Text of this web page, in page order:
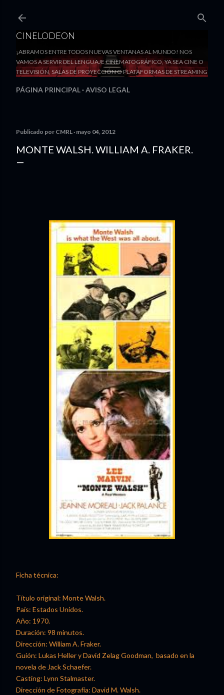
CINELODEON
¡ABRAMOS ENTRE TODOS NUEVAS VENTANAS AL MUNDO! NOS
VAMOS A SERVIR DEL LENGUAJE CINEMATOGRÁFICO, YA SEA CINE O
TELEVISIÓN, SALAS DE PROYECCIÓN O PLATAFORMAS DE STREAMING
PÁGINA PRINCIPAL AVISO LEGAL
Publicado por CMRL mayo 04, 2012
MONTE WALSH. WILLIAM A. FRAKER.
Ficha técnica:
Título original: Monte Walsh.
País: Estados Unidos.
Año: 1970.
Duración: 98 minutos.
Dirección: William A. Fraker.
Guión: Lukas Heller y David Zelag Goodman, basado en la
novela de Jack Schaefer.
Casting: Lynn Stalmaster.
Dirección de Fotografía: David M. Walsh.